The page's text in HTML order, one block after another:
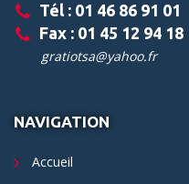
Tél : 01 46 86 91 01
Fax : 01 45 12 94 18
gratiotsa@yahoo.fr
NAVIGATION
Accueil